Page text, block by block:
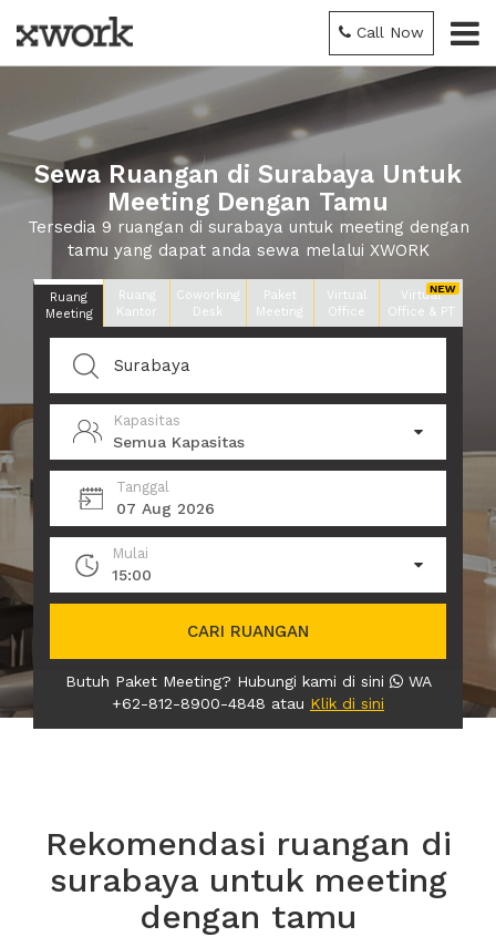
Call Now
Sewa Ruangan di Surabaya Untuk
Meeting Dengan Tamu
Tersedia 9 ruangan di surabaya untuk meeting dengan
tamu yang dapat anda sewa melalui XWORK
Ruang
Meeting
Ruang
Kantor
Coworking
Desk
Paket
Meeting
Virtual
Office
Virtual
Office & PT
Kapasitas
Semua Kapasitas
Tanggal
07 Aug 2026
Mulai
15:00
CARI RUANGAN
Butuh Paket Meeting? Hubungi kami di sini
WA
+62-812-8900-4848 atau Klik di sini
Rekomendasi ruangan di
surabaya untuk meeting
dengan tamu